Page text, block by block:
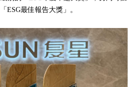
ESG最佳報告大獎」。